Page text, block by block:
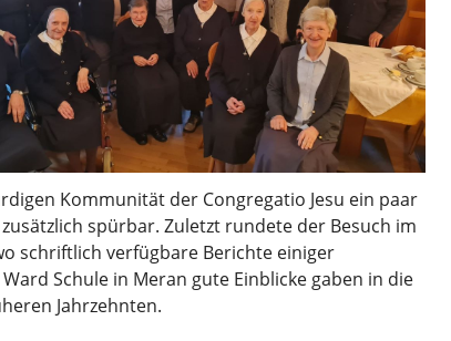
Kommunität der Congregatio Jesu ein paar
spürbar. Zuletzt rundete der Besuch im
schriftlich verfügbare Berichte einiger
Schule in Meran gute Einblicke gaben in die
Jahrzehnten.